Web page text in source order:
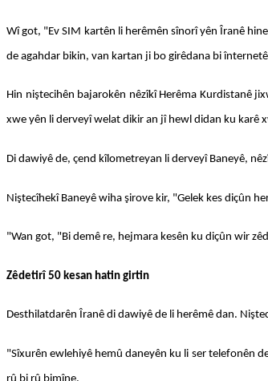
Wî got, "Ev SIM kartên li herêmên sînorî yên Îranê
de agahdar bikin, van kartan ji bo girêdana bi
Hin niştecihên bajarokên nêzîkî Herêma Kurdistanê
xwe yên li derveyî welat dikir an jî hewl didan ku karê
Di dawiyê de, çend kîlometreyan li derveyî Baneyê,
Niştecîhekî Baneyê wiha şirove kir, "Gelek kes diçûn
"Wan got, "Bi demê re, hejmara kesên ku diçûn wir
Zêdetirî 50 kesan hatin girtin
Desthilatdarên Îranê di dawiyê de li herêmê dan.
"Sîxurên ewlehiyê hemû daneyên ku li ser telefonên